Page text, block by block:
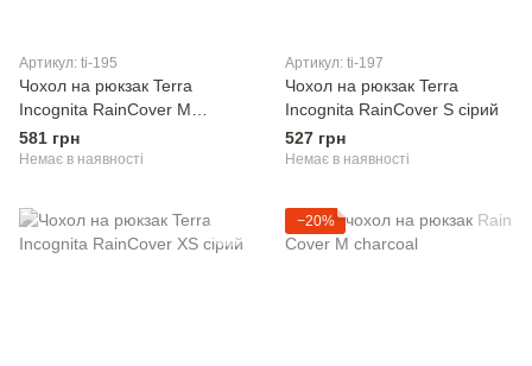
Артикул: ti-195
Чохол на рюкзак Terra
Incognita RainCover M
жовтий
581 грн
Немає в наявності
Артикул: ti-197
Чохол на рюкзак Terra
Incognita RainCover S сірий
527 грн
Немає в наявності
−20%